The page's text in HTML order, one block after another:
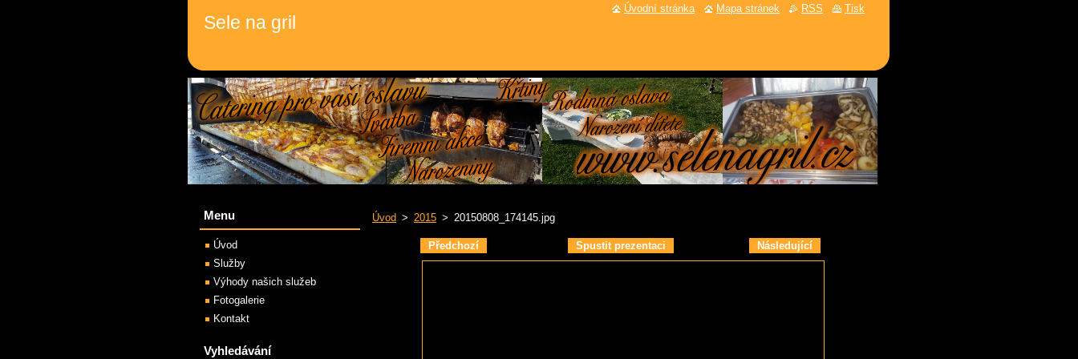
Sele na gril
Úvod > 2015 > 20150808_174145.jpg
Předchozí Spustit prezentaci Následující
Menu
Úvod
Služby
Výhody našich služeb
Fotogalerie
Kontakt
Vyhledávání
Úvodní stránka Mapa stránek RSS Tisk